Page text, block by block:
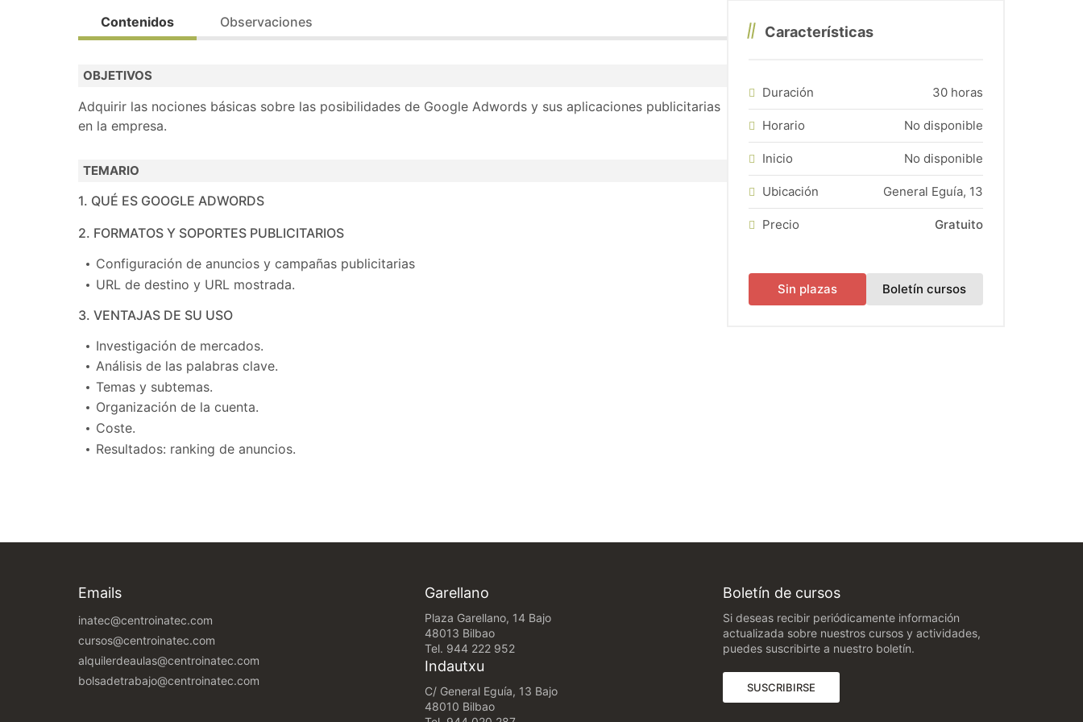
Características
Duración 30 horas
Horario No disponible
Inicio No disponible
Ubicación General Eguía, 13
Precio Gratuito
Sin plazas Boletín cursos(abre en una
Contenidos
OBJETIVOS
Adquirir las nociones básicas sobre las posibilidades de Google Adwords y sus aplicaciones publicitarias
en la empresa.
TEMARIO
1. QUÉ ES GOOGLE ADWORDS
2. FORMATOS Y SOPORTES PUBLICITARIOS
Configuración de anuncios y campañas publicitarias
URL de destino y URL mostrada.
3. VENTAJAS DE SU USO
Investigación de mercados.
Análisis de las palabras clave.
Temas y subtemas.
Organización de la cuenta.
Coste.
Resultados: ranking de anuncios.
Observaciones
Calendario de la convocatoria de Formación Profesional para el Empleo. 100% subvencionado por Lanbide - Servicio Vasco de Empleo y el FSE.
Modalidad de impartición: Presencial.
Realiza la preinscripción y contactaremos contigo.
Emails
inatec@centroinatec.com
cursos@centroinatec.com
alquilerdeaulas@centroinatec.com
bolsadetrabajo@centroinatec.com
Garellano
Plaza Garellano, 14 Bajo
48013 Bilbao
Tel. 944 222 952
Indautxu
C/ General Eguía, 13 Bajo
48010 Bilbao
Boletín de cursos
Si deseas recibir periódicamente información
actualizada sobre nuestros cursos y actividades,
puedes suscribirte a nuestro boletín.
SUSCRIBIRSE